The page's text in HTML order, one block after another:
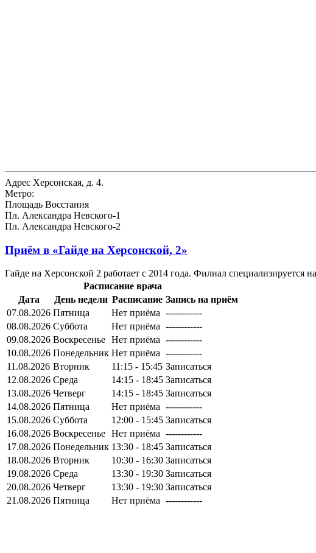
Адрес Херсонская, д. 4.
Метро:
Площадь Восстания
Пл. Александра Невского-1
Пл. Александра Невского-2
Приём в «Гайде на Херсонской, 2»
Гайде на Херсонской 2 работает с 2014 года. Филиал
Расписание врача
Дата
День недели Расписание Запись на приём
07.08.2026 Пятница Нет приёма ------------
08.08.2026 Суббота Нет приёма ------------
09.08.2026 Воскресенье Нет приёма ------------
10.08.2026 Понедельник Нет приёма ------------
11.08.2026 Вторник 11:15 - 15:45 Записаться
12.08.2026 Среда 14:15 - 18:45 Записаться
13.08.2026 Четверг 14:15 - 18:45 Записаться
14.08.2026 Пятница Нет приёма ------------
15.08.2026 Суббота 12:00 - 15:45 Записаться
16.08.2026 Воскресенье Нет приёма ------------
17.08.2026 Понедельник 13:30 - 18:45 Записаться
18.08.2026 Вторник 10:30 - 16:30 Записаться
19.08.2026 Среда 13:30 - 19:30 Записаться
20.08.2026 Четверг 13:30 - 19:30 Записаться
21.08.2026 Пятница Нет приёма ------------